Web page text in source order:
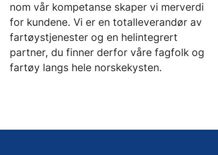
nom vår kompetanse skaper vi merverdi
for kundene. Vi er en totalleverandør av
fartøystjenester og en helintegrert
partner, du finner derfor våre fagfolk og
fartøy langs hele norskekysten.